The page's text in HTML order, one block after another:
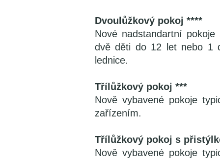
Dvoulůžkový pokoj ****
Nové nadstandartní
dvě děti do 12 let nebo 1
lednice.
Třílůžkový pokoj ***
Nově vybavené pokoje
zařízením.
Třílůžkový pokoj s
Nově vybavené pokoje